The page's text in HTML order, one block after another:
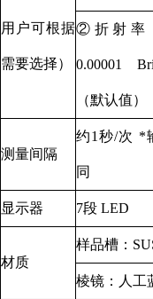
用户可根据
需要选择）
②折射率
0.00001
（默认值）
测量间隔
约1秒/次 *
同
显示器 7段 LED
材质
样品槽：
棱镜：人工